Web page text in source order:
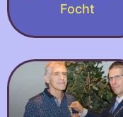
Focht